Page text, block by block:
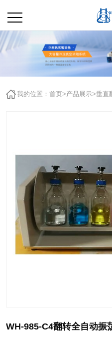
我的位置：首页>产品展示>垂直
WH-985-C4翻转全自动振